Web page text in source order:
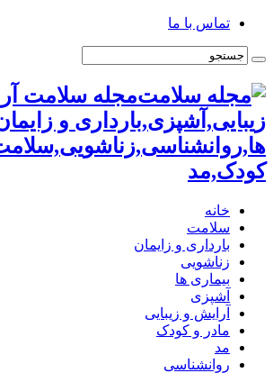
تماس با ما
مجله سلامت
زیبایی,آشپزی,بارداری و
کودک,مد
خانه
سلامت
بارداری و زایمان
زناشویی
بیماری ها
آشپزی
آرایش و زیبایی
مادر و کودک
مد
روانشناسی